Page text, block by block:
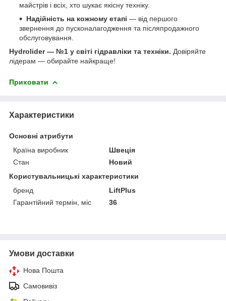
майстрів і всіх, хто шукає якісну техніку.
Надійність на кожному етапі — від першого
звернення до пусконалагодження та післяпродажного
обслуговування.
Hydrolider — №1 у світі гідравліки та техніки. Довіряйте
лідерам — обирайте найкраще!
Приховати
Характеристики
Основні атрибути
Країна виробник
Швеція
Стан
Новий
Користувальницькі характеристики
бренд
LiftPlus
Гарантійний термін, міс
36
Умови доставки
Нова Пошта
Самовивіз